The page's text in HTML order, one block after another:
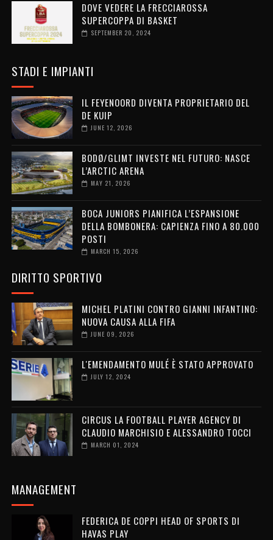
DOVE VEDERE LA FRECCIAROSSA
SUPERCOPPA DI BASKET
SEPTEMBER 20, 2024
STADI E IMPIANTI
IL FEYENOORD DIVENTA PROPRIETARIO DEL
DE KUIP
JUNE 12, 2026
BODØ/GLIMT INVESTE NEL FUTURO: NASCE
L’ARCTIC ARENA
MAY 21, 2026
BOCA JUNIORS PIANIFICA L’ESPANSIONE
DELLA BOMBONERA: CAPIENZA FINO A 80.000
POSTI
MARCH 15, 2026
DIRITTO SPORTIVO
MICHEL PLATINI CONTRO GIANNI INFANTINO:
NUOVA CAUSA ALLA FIFA
JUNE 09, 2026
L'EMENDAMENTO MULÉ È STATO APPROVATO
JULY 12, 2024
CIRCUS LA FOOTBALL PLAYER AGENCY DI
CLAUDIO MARCHISIO E ALESSANDRO TOCCI
MARCH 01, 2024
MANAGEMENT
FEDERICA DE COPPI HEAD OF SPORTS DI
HAVAS PLAY